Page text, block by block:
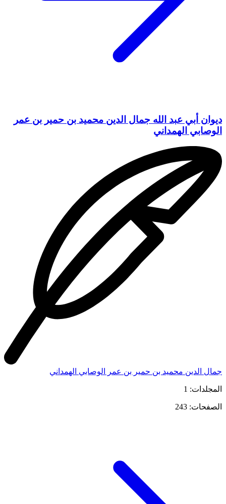
ديوان أبي عبد الله جمال الدين محميد بن حمير بن عمر
الوصابي الهمداني
جمال الدين محميد بن حمير بن عمر الوصابي الهمداني
المجلدات: 1
الصفحات: 243